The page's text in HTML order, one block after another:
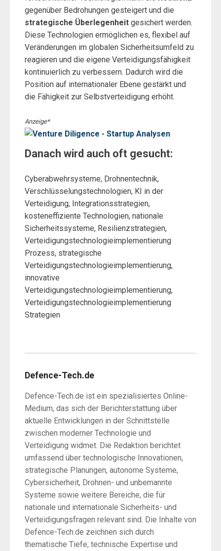
gegenüber Bedrohungen gesteigert und die
strategische Überlegenheit gesichert werden.
Diese Technologien ermöglichen es, flexibel auf
Veränderungen im globalen Sicherheitsumfeld zu
reagieren und die eigene Verteidigungsfähigkeit
kontinuierlich zu verbessern. Dadurch wird die
Position auf internationaler Ebene gestärkt und
die Fähigkeit zur Selbstverteidigung erhöht.
Anzeige*
Danach wird auch oft gesucht:
Cyberabwehrsysteme, Drohnentechnik,
Verschlüsselungstechnologien, KI in der
Verteidigung, Integrationsstrategien,
kosteneffiziente Technologien, nationale
Sicherheitssysteme, Resilienzstrategien,
Verteidigungstechnologieimplementierung
Prozess, strategische
Verteidigungstechnologieimplementierung,
innovative
Verteidigungstechnologieimplementierung,
Verteidigungstechnologieimplementierung
Strategien
Defence-Tech.de
Defence-Tech.de ist ein spezialisiertes Online-
Medium, das sich der Berichterstattung über
aktuelle Entwicklungen in der Schnittstelle
zwischen moderner Technologie und
Verteidigung widmet. Die Redaktion berichtet
umfassend über technologische Innovationen,
strategische Planungen, autonome Systeme,
Cybersicherheit, Drohnen- und unbemannte
Systeme sowie weitere Bereiche, die für
nationale und internationale Sicherheits- und
Verteidigungsfragen relevant sind. Die Inhalte von
Defence-Tech.de zeichnen sich durch
thematische Tiefe, technische Expertise und